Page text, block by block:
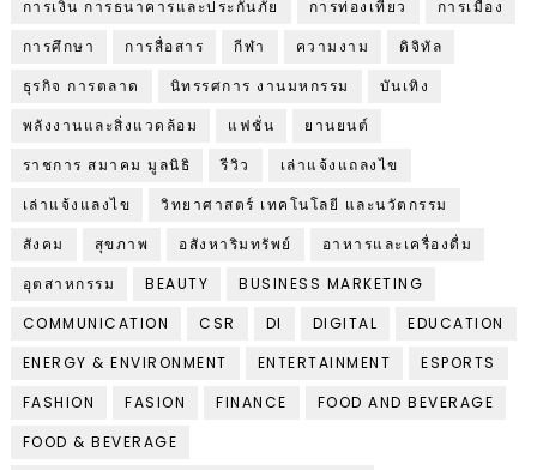
การเงิน การธนาคารและประกันภัย การท่องเที่ยว
การเมือง
การศึกษา
การสื่อสาร กีฬา ความงาม
ดิจิทัล
ธุรกิจ การตลาด
นิทรรศการ งานมหกรรม
บันเทิง
พลังงานและสิ่งแวดล้อม
แฟชั่น
ยานยนต์
ราชการ สมาคม มูลนิธิ
รีวิว
เล่าแจ้งแถลงไข
เล่าแจ้งแลงไข
วิทยาศาสตร์ เทคโนโลยี และนวัตกรรม
สังคม
สุขภาพ อสังหาริมทรัพย์
อาหารและเครื่องดื่ม
อุตสาหกรรม
BEAUTY
BUSINESS MARKETING
COMMUNICATION
CSR DI DIGITAL
EDUCATION
ENERGY & ENVIRONMENT
ENTERTAINMENT
ESPORTS
FASHION
FASION FINANCE
FOOD AND BEVERAGE
FOOD & BEVERAGE